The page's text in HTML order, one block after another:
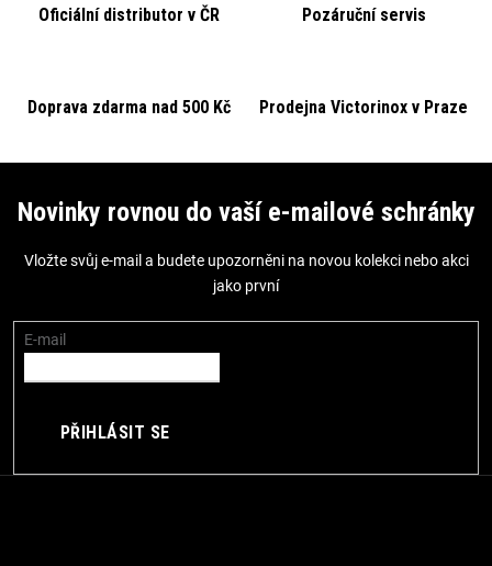
v
ý
p
i
s
Oficiální distributor v ČR Pozáruční servis
Doprava zdarma nad 500 Kč Prodejna Victorinox v Praze
Novinky rovnou do vaší e-mailové schránky
Vložte svůj e-mail a budete upozorněni na novou kolekci nebo akci
jako první
E-mail
PŘIHLÁSIT SE